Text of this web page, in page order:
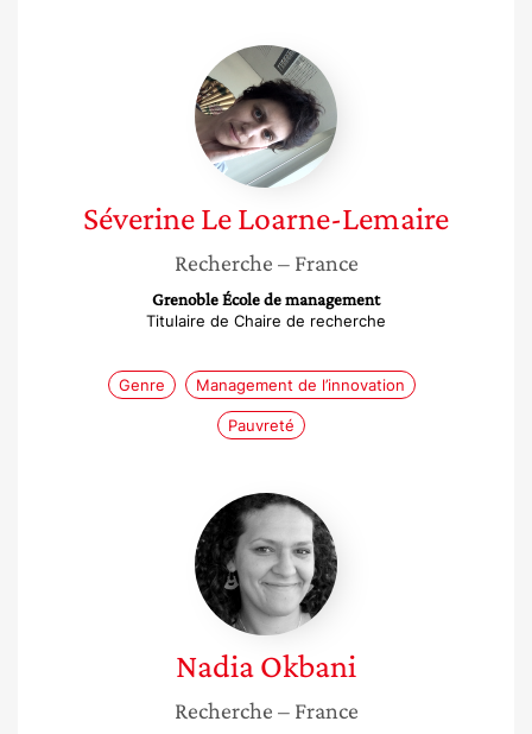
Séverine
Le
Loarne-
Lemaire
SéverineLe Loarne-Lemaire
Recherche – France
Grenoble École de management
Titulaire de Chaire de recherche
Genre Management de l’innovation
Pauvreté
Nadia
Okbani
NadiaOkbani
Recherche – France